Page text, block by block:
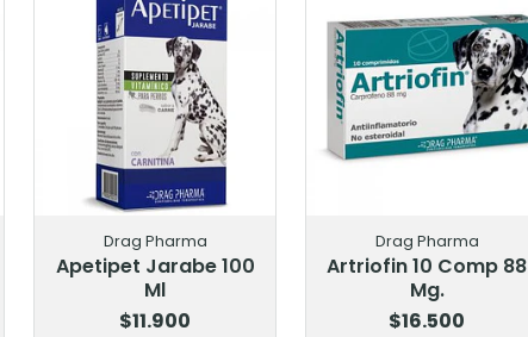
Drag Pharma
Apetipet Jarabe 100
Ml
$11.900
Drag Pharma
Artriofin 10 Comp 88
Mg.
$16.500